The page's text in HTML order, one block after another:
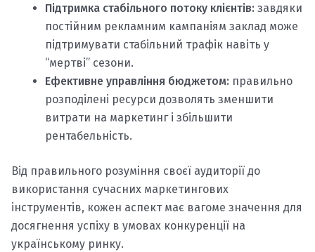
Підтримка стабільного потоку клієнтів: завдяки
постійним рекламним кампаніям заклад може
підтримувати стабільний трафік навіть у
“мертві” сезони.
Ефективне управління бюджетом: правильно
розподілені ресурси дозволять зменшити
витрати на маркетинг і збільшити
рентабельність.
Від правильного розуміння своєї аудиторії до
використання сучасних маркетингових
інструментів, кожен аспект має вагоме значення для
досягнення успіху в умовах конкуренції на
українському ринку.